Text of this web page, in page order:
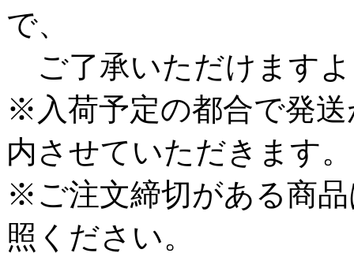
で、
ご了承いただけます
※入荷予定の都合で発
内させていただきます。
※ご注文締切がある商
照ください。